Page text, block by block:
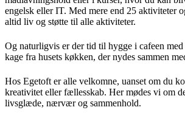
engelsk eller IT. Med mere end 25 aktiviteter
altid liv og støtte til alle aktiviteter.
Og naturligvis er der tid til hygge i cafeen
kage fra husets køkken, der nydes sammen
Hos Egetoft er alle velkomne, uanset om du
kreativitet eller fællesskab. Her mødes vi om
livsglæde, nærvær og sammenhold.